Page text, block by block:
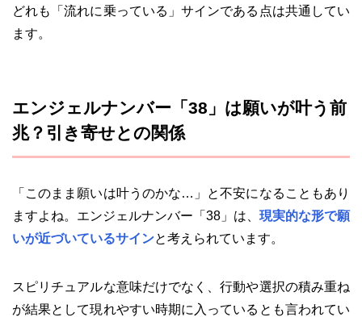
どれも「流れに乗っている」サインである点は共通してい
ます。
エンジェルナンバー「38」は願いが叶う前
兆？引き寄せとの関係
「このまま願いは叶うのかな…」と不安になることもあり
ますよね。エンジェルナンバー「38」は、 現実的な形で願
いが近づいているサインと考えられています。
スピリチュアルな意味だけでなく、行動や選択の積み重ね
が結果として現れやすい時期に入っているとも言われてい